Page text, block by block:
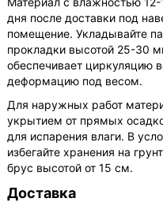
дня после доставки под
помещение. Укладывайте
прокладки высотой 25-30
обеспечивает циркуляцию
деформацию под весом.
Для наружных работ
укрытием от прямых
для испарения влаги. В
избегайте хранения на
брус высотой от 15 см.
Доставка